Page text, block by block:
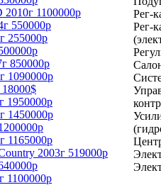
1100000р
550000р
255000р
850000р
1090000р
1950000р
1450000р
1165000р
2003г 519000р
1100000р
Рег-
Рег-